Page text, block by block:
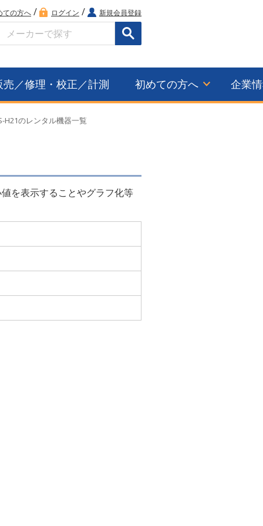
ての方へ / ログイン / 新規会員登録
売／修理・校正／計測 初めての方へ 企業
H21のレンタル機器一覧
を表示することやグラフ化等